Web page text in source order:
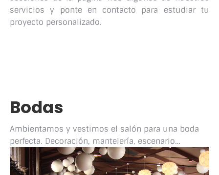
servicios y ponte en contacto para estudiar tu
proyecto personalizado.
Bodas
Ambientamos y vestimos el salón para una boda
perfecta. Decoración, mantelería, escenario…